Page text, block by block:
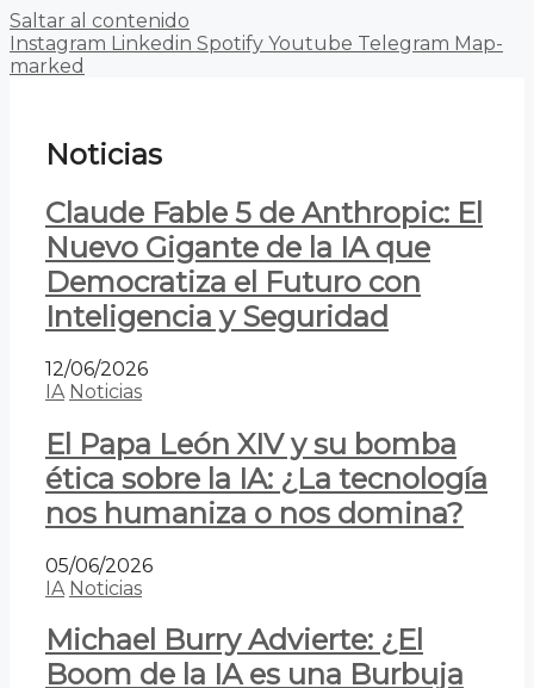
Saltar al contenido
Instagram Linkedin Spotify Youtube Telegram Map-
marked
Noticias
Claude Fable 5 de Anthropic: El
Nuevo Gigante de la IA que
Democratiza el Futuro con
Inteligencia y Seguridad
12/06/2026
IA Noticias
El Papa León XIV y su bomba
ética sobre la IA: ¿La tecnología
nos humaniza o nos domina?
05/06/2026
IA Noticias
Michael Burry Advierte: ¿El
Boom de la IA es una Burbuja